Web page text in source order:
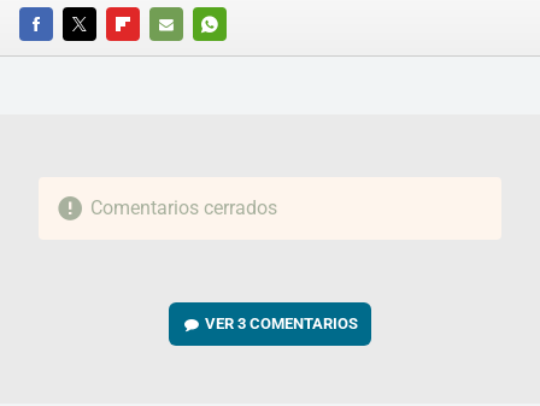
FACEBOOKTWITTERFLIPBOARD
E-
WHATSAPP
Comentarios cerrados
VER3 COMENTARIOS